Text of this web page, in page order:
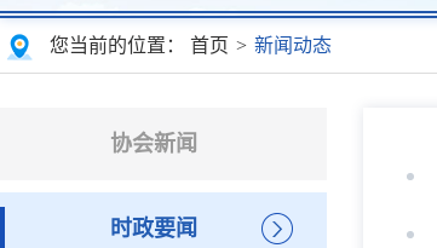
您当前的位置： 首页 > 新闻动态
协会新闻
时政要闻